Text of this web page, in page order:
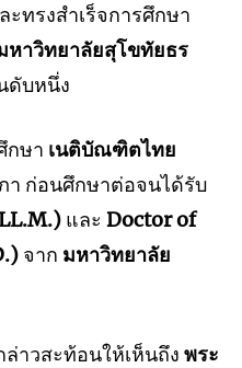
ทรงสำเร็จการศึกษา
หาวิทยาลัยสุโขทัยธร
ดับหนึ่ง
กษา เนติบัณฑิตไทย
ก่อนศึกษาต่อจนได้รับ
และ Doctor of
จาก มหาวิทยาลัย
าวสะท้อนให้เห็นถึง พระ